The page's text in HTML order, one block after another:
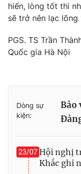
hiến, lòng tốt thì
sẽ trở nên lạc
PGS. TS Trần
Quốc gia Hà Nội
Dòng sự
kiện:
Bảo
23/07 Hội nghị
Khắc ghi